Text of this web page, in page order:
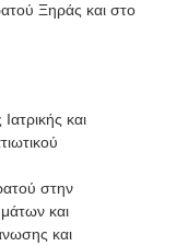
Ξηράς και στο
και
στην
και
και